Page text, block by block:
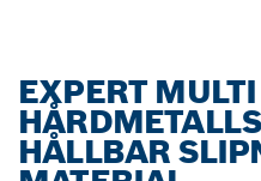
EXPERT
HÅLLBAR